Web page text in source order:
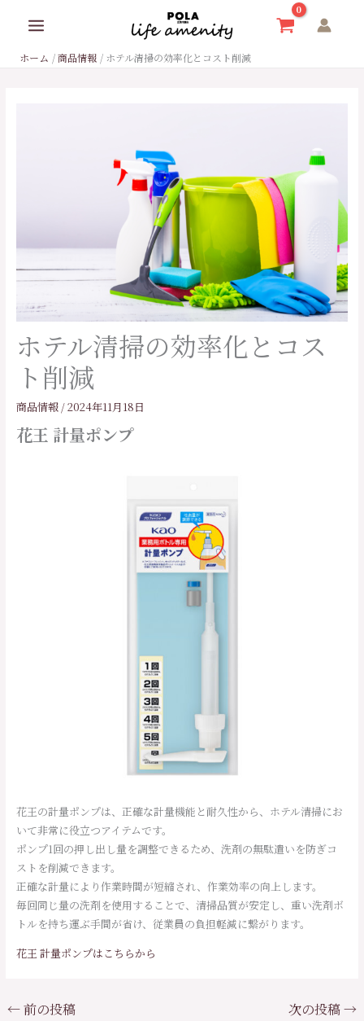
ホーム 商品情報 ホテル清掃の効率化とコスト削減
ホテル清掃の効率化とコス
ト削減
商品情報 /2024年11月18日
花王 計量ポンプ
花王の計量ポンプは、正確な計量機能と耐久性から、ホテル清掃にお
いて非常に役立つアイテムです。
ポンプ1回の押し出し量を調整できるため、洗剤の無駄遣いを防ぎコ
ストを削減できます。
正確な計量により作業時間が短縮され、作業効率の向上します。
毎回同じ量の洗剤を使用することで、清掃品質が安定し、重い洗剤ボ
トルを持ち運ぶ手間が省け、従業員の負担軽減に繋がります。
花王 計量ポンプはこちらから
←前の投稿 次の投稿→